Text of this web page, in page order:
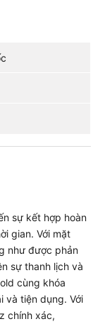
sự kết hợp hoàn
gian. Với mặt
như được phản
sự thanh lịch và
cùng khóa
và tiện dụng. Với
chính xác,